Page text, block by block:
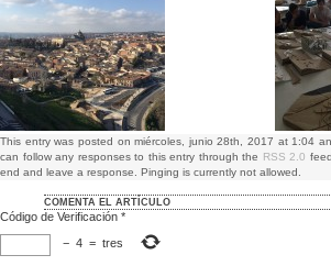
This entry was posted on miércoles, junio 28th, 2017 at 1:04
can follow any responses to this entry through the RSS 2.0
end and leave a response. Pinging is currently not allowed.
COMENTA EL ARTÍCULO
Código de Verificación *
− 4 = tres